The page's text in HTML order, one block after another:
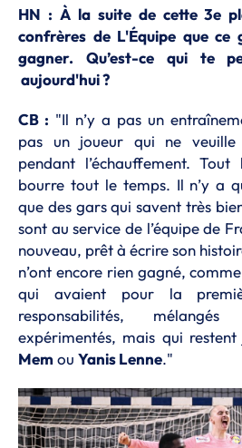
HN : À la suite de cette 3e
confrères de L'Équipe que
gagner. Qu’est-ce qui te
aujourd'hui ?
CB : "Il n’y a pas un
pas un joueur qui ne veuille
pendant l’échauffement.
bourre tout le temps. Il n’y a
que des gars qui savent très
sont au service de l’équipe de
nouveau, prêt à écrire son
n’ont encore rien gagné, comme
qui avaient pour la
responsabilités,
expérimentés, mais qui restent
Memou Yanis Lenne."